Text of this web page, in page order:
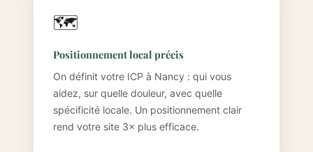
🗺️
Positionnement local précis
On définit votre ICP à Nancy : qui vous
aidez, sur quelle douleur, avec quelle
spécificité locale. Un positionnement clair
rend votre site 3× plus efficace.